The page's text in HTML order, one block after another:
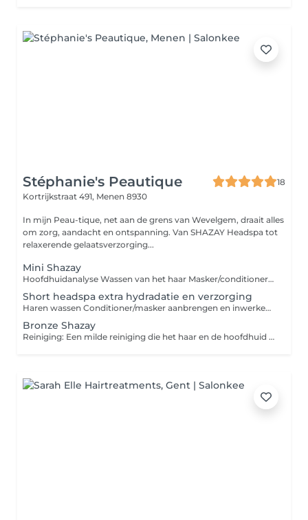
Stéphanie's Peautique
18
Kortrijkstraat 491, Menen 8930
In mijn Peau-tique, net aan de grens van Wevelgem, draait alles
om zorg, aandacht en ontspanning. Van SHAZAY Headspa tot
relaxerende gelaatsverzorging...
Mini Shazay
Hoofdhuidanalyse Wassen van het haar Masker/conditioner aanbrengen Masseren hoofdhuid Haren losdrogen Koffie of thee
Short headspa extra hydradatie en verzorging
Haren wassen Conditioner/masker aanbrengen en inwerken met stoom headspa Extra voeding botox-a-like Haar serum Hoofdhuid massage Haren drogen Koffie of thee
Bronze Shazay
Reiniging: Een milde reiniging die het haar en de hoofdhuid grondig reinigt Diepe behandeling: Het gebruik van speciale producten om het haar te voeden, te herstellen en te hydrateren Diamond Steam Treatment: Een stoombehandeling die helpt bij het openen van haarschubben om de voedingsstoffen beter op te nemen Diamond Dhara: Een specifieke techniek die wordt toegepast op het haar en de hoofdhuid. Hoofdhuidverzorging en massage: De hoofdhuid wordt verwend en gemasseerd om de bloedsomloop te bevorderen.